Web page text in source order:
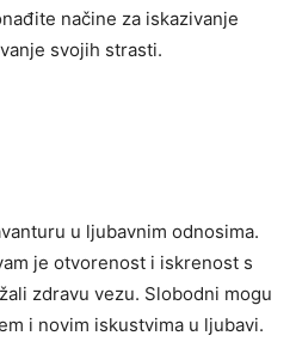
načine za iskazivanje
svojih strasti.
u ljubavnim odnosima.
je otvorenost i iskrenost s
zdravu vezu. Slobodni mogu
i novim iskustvima u ljubavi.